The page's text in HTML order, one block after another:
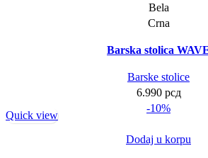
Bela
Crna
Barska stolica
Barske stolice
6.990 рсд
-10%
Quick view
Dodaj u korpu